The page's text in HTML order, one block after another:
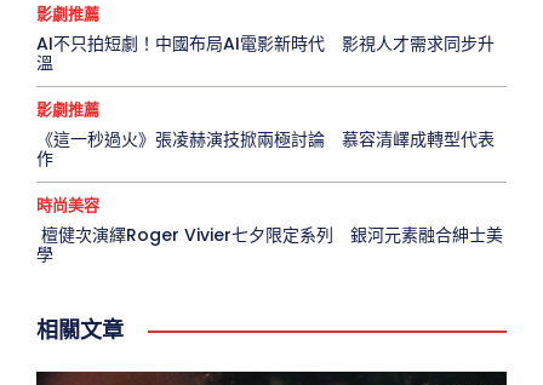
影劇推薦
AI不只拍短劇！中國布局AI電影新時代 影視人才需求同步升
溫
影劇推薦
《這一秒過火》張凌赫演技掀兩極討論 慕容清嶧成轉型代表
作
時尚美容
檀健次演繹Roger Vivier七夕限定系列 銀河元素融合紳士美
學
相關文章